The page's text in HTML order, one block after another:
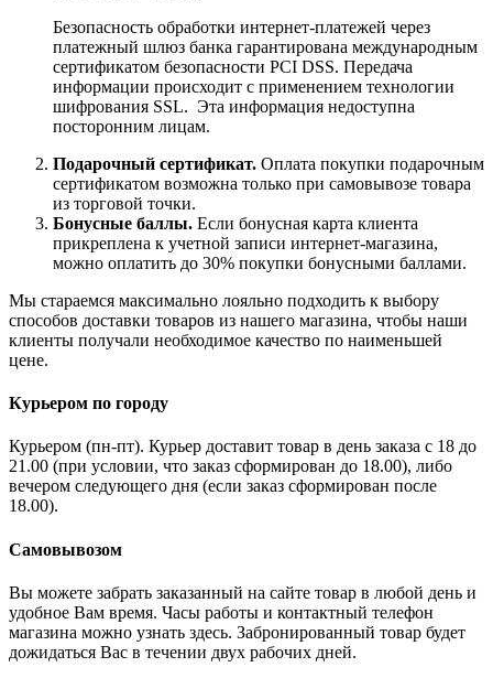
Безопасность обработки интернет-платежей через
платежный шлюз банка гарантирована международным
сертификатом безопасности PCI DSS. Передача
информации происходит с применением технологии
шифрования SSL. Эта информация недоступна
посторонним лицам.
Подарочный сертификат. Оплата покупки подарочным
сертификатом возможна только при самовывозе товара
из торговой точки.
Бонусные баллы. Если бонусная карта клиента
прикреплена к учетной записи интернет-магазина,
можно оплатить до 30% покупки бонусными баллами.
Мы стараемся максимально лояльно подходить к выбору
способов доставки товаров из нашего магазина, чтобы наши
клиенты получали необходимое качество по наименьшей
цене.
Курьером по городу
Курьером (пн-пт). Курьер доставит товар в день заказа с 18 до
21.00 (при условии, что заказ сформирован до 18.00), либо
вечером следующего дня (если заказ сформирован после
18.00).
Самовывозом
Вы можете забрать заказанный на сайте товар в любой день и
удобное Вам время. Часы работы и контактный телефон
магазина можно узнать здесь. Забронированный товар будет
дожидаться Вас в течении двух рабочих дней.